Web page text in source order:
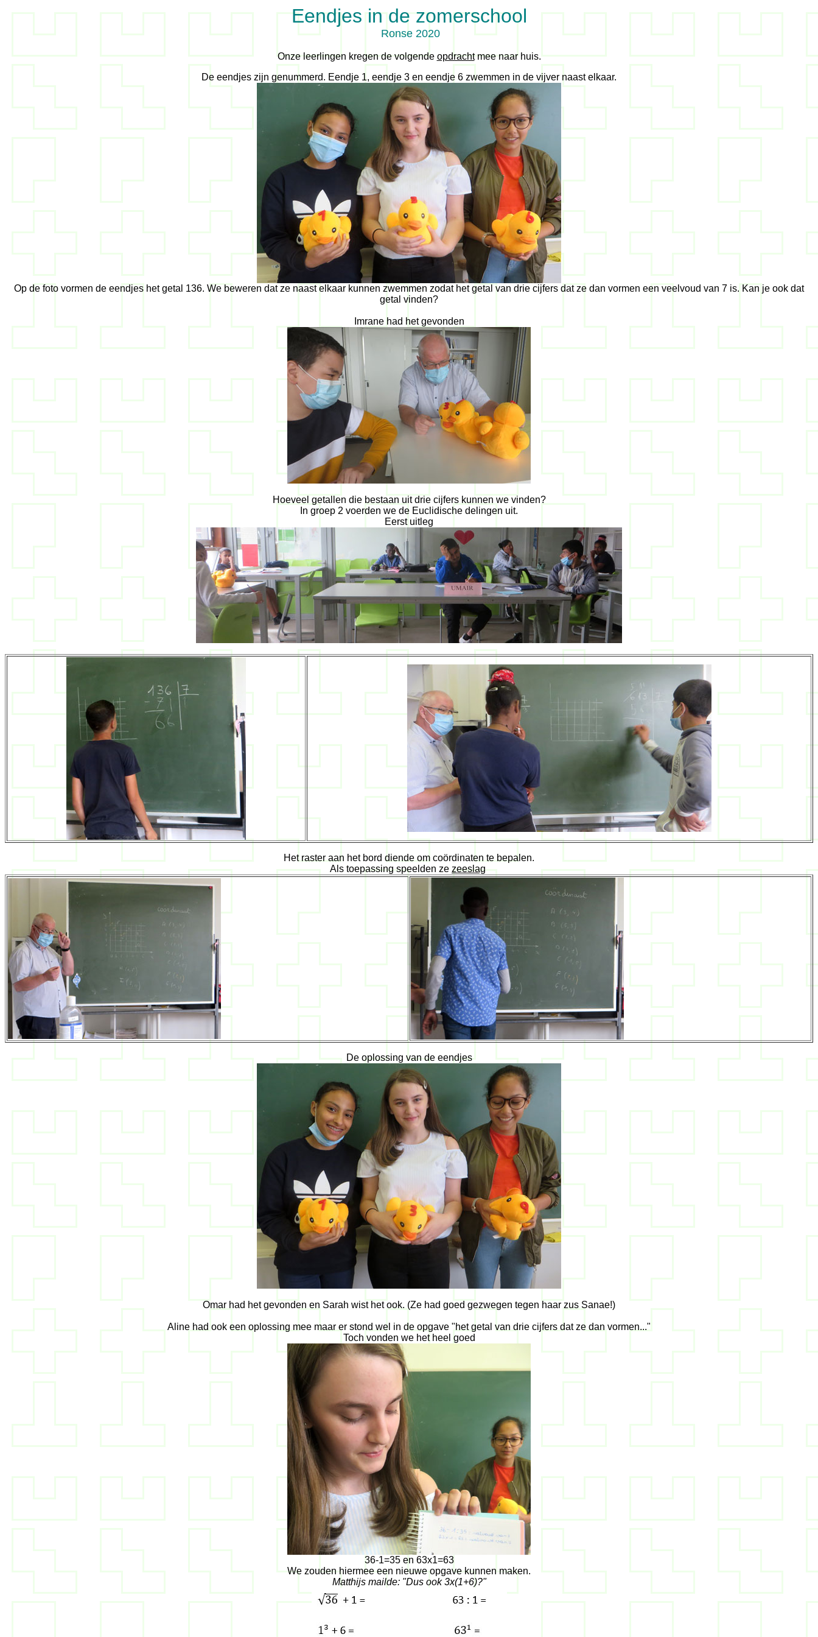
Eendjes in de zomerschool
Ronse 2020
Onze leerlingen kregen de volgende opdrachtmee naar huis.
De eendjes zijn genummerd. Eendje 1, eendje 3 en eendje 6 zwemmen in de vijver naast elkaar.
Op de foto vormen de eendjes het getal 136. We beweren dat ze naast elkaar kunnen zwemmen zodat het getal van drie cijfers dat ze dan vormen een veelvoud van 7 is. Kan je ook dat
getal vinden?
Imrane had het gevonden
Hoeveel getallen die bestaan uit drie cijfers kunnen we vinden?
In groep 2 voerden we de Euclidische delingen uit.
Eerst uitleg
Het raster aan het bord diende om coördinaten te bepalen.
Als toepassing speelden ze zeeslag
De oplossing van de eendjes
Omar had het gevonden en Sarah wist het ook. (Ze had goed gezwegen tegen haar zus Sanae!)
Aline had ook een oplossing mee maar er stond wel in de opgave "het getal van drie cijfers dat ze dan vormen..."
Toch vonden we het heel goed
36-1=35 en 63x1=63
We zouden hiermee een nieuwe opgave kunnen maken.
Matthijs mailde: "Dus ook 3x(1+6)?"